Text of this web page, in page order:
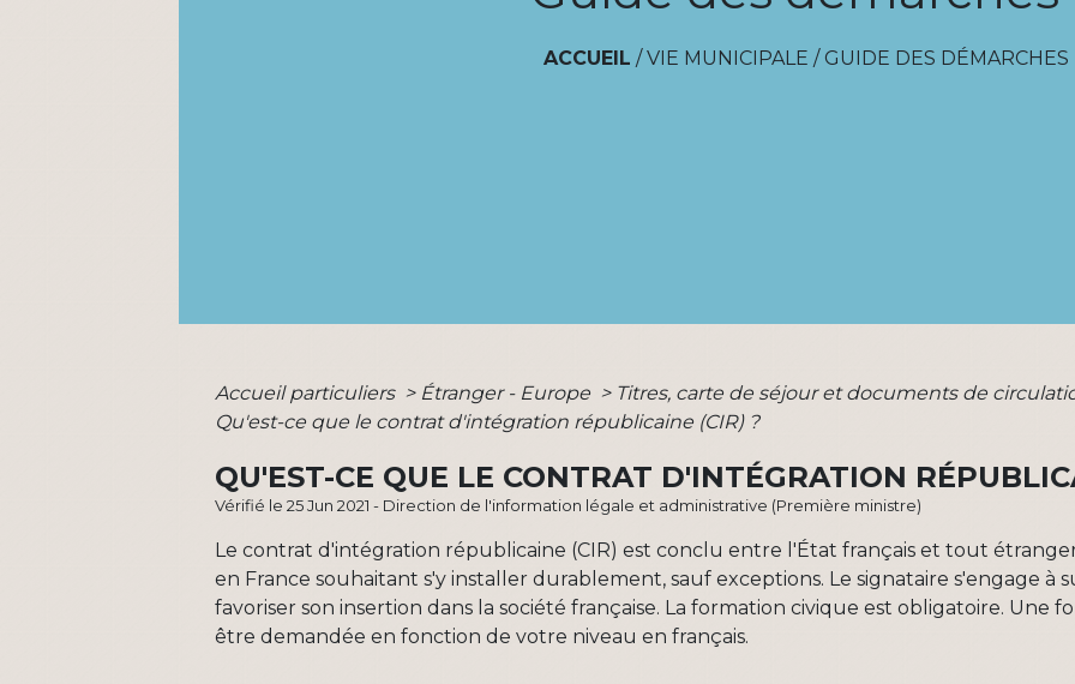
ACCUEIL /VIE MUNICIPALE / GUIDE DES DÉMARCHES
Accueil particuliers > Étranger - Europe > Titres, carte de séjour et documents de
Qu'est-ce que le contrat d'intégration républicaine (CIR) ?
QU'EST-CE QUE LE CONTRAT D'INTÉGRATION
Vérifié le 25 Jun 2021 - Direction de l'information légale et administrative (Première ministre)
Le contrat d'intégration républicaine (CIR) est conclu entre l'État français et tout
en France souhaitant s'y installer durablement, sauf exceptions. Le signataire s'engage à
favoriser son insertion dans la société française. La formation civique est obligatoire. Une
être demandée en fonction de votre niveau en français.